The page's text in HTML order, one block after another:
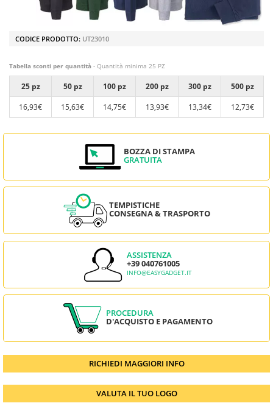
CODICE PRODOTTO: UT23010
Tabella sconti per quantità - Quantità minima 25 PZ
25 pz 50 pz 100 pz 200 pz 300 pz
500 pz
16,93€
15,63€ 14,75€ 13,93€ 13,34€ 12,73€
BOZZA DI STAMPA
GRATUITA
TEMPISTICHE
CONSEGNA & TRASPORTO
ASSISTENZA
+39 040761005
INFO@EASYGADGET.IT
PROCEDURA
D'ACQUISTO E PAGAMENTO
RICHIEDI MAGGIORI INFO
VALUTA IL TUO LOGO